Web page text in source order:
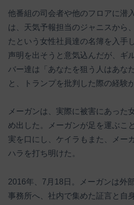
他番組の司会者や他のフロアに潜
は、天気予報担当のジャニスから
たという女性社員達の名簿を入手
声明を出そうと意気込んだが、ギ
バー達は「あなたを狙う人はあな
と、トランプを批判した際の経験
メーガンは、実際に被害にあった
め出した。メーガンが足を運ぶこ
実を口にし、ケイラもまた、メー
ハラを打ち明けた。
2016年、7月18日。メーガンは外
事務所へ、社内で集めた証言と自